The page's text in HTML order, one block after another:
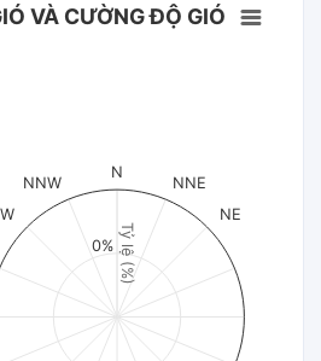
Tỷ lệ (%)
VÀ CƯỜNG ĐỘ GIÓ
N
NNE
NE
NNW
0%